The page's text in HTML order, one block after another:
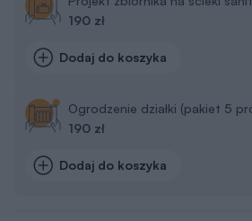
190 zł
Dodaj do koszyka
Ogrodzenie działki (pakiet 5
190 zł
Dodaj do koszyka